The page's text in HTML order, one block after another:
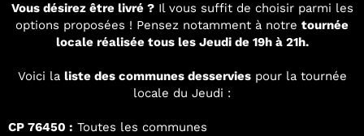
Vous désirez être livré ?Il vous suffit de choisir parmi les
options proposées ! Pensez notamment à notre tournée
locale réalisée tous les Jeudi de 19h à 21h.
Voici la liste des communes desserviespour la tournée
locale du Jeudi :
CP 76450 : Toutes les communes